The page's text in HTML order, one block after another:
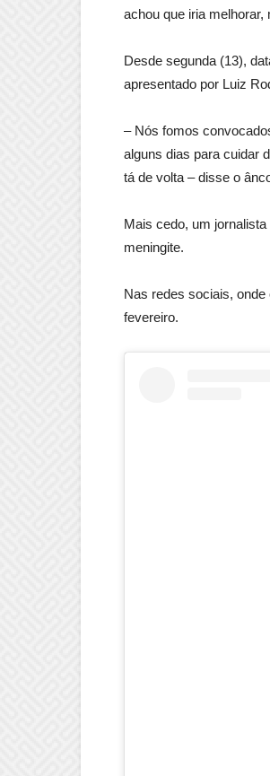
achou que iria
Desde segunda (13),
apresentado por Luiz
– Nós fomos
alguns dias para cuidar
tá de volta – disse o
Mais cedo, um
meningite.
Nas redes sociais,
fevereiro.